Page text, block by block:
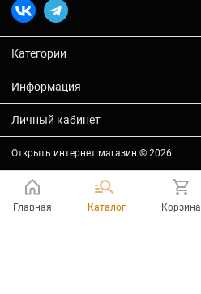
Категории
Информация
Личный кабинет
Открыть интернет магазин © 2026
Главная Каталог Корзина